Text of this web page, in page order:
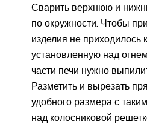
Сварить верхнюю и
по окружности. Чтобы
изделия не приходилось
установленную над
части печи нужно
Разметить и вырезать
удобного размера с
над колосниковой